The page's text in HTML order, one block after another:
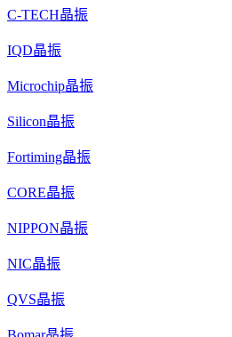
C-TECH晶振
IQD晶振
Microchip晶振
Silicon晶振
Fortiming晶振
CORE晶振
NIPPON晶振
NIC晶振
QVS晶振